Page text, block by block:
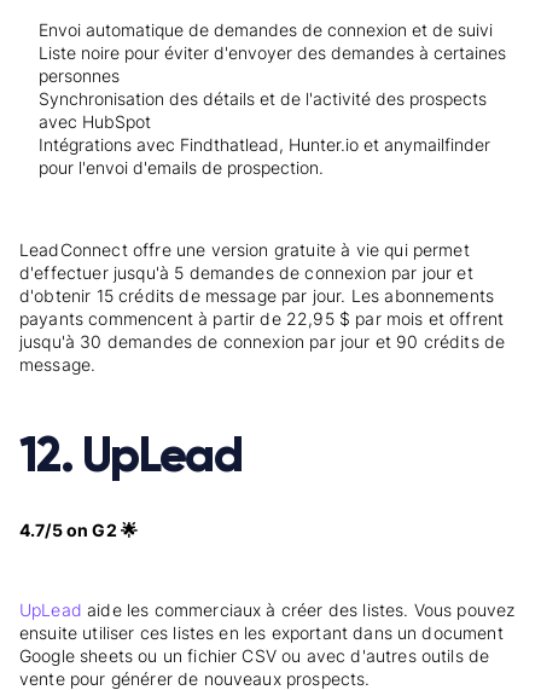
Envoi automatique de demandes de connexion et de suivi
Liste noire pour éviter d'envoyer des demandes à certaines
personnes
Synchronisation des détails et de l'activité des prospects
avec HubSpot
Intégrations avec Findthatlead, Hunter.io et anymailfinder
pour l'envoi d'emails de prospection.
LeadConnect offre une version gratuite à vie qui permet
d'effectuer jusqu'à 5 demandes de connexion par jour et
d'obtenir 15 crédits de message par jour. Les abonnements
payants commencent à partir de 22,95 $ par mois et offrent
jusqu'à 30 demandes de connexion par jour et 90 crédits de
message.
12. UpLead
4.7/5 on G2 🌟
UpLead aide les commerciaux à créer des listes. Vous pouvez
ensuite utiliser ces listes en les exportant dans un document
Google sheets ou un fichier CSV ou avec d'autres outils de
vente pour générer de nouveaux prospects.